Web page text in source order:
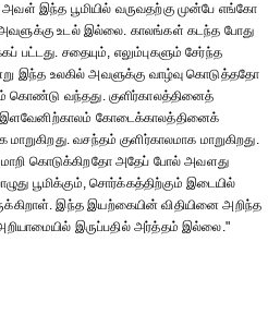
இந்த பூமியில் வருவதற்கு முன்பே எங்கோ
உடல் இல்லை. காலங்கள் கடந்த போது
பட்டது. சதையும், எலும்புகளும் சேர்ந்த
இந்த உலகில் அவளுக்கு வாழ்வு கொடுத்ததோ
வந்தது. குளிர்காலத்தினைத்
இளவேனிற்காலம் கோடைக்காலத்தினைக்
வசந்தம் குளிர்காலமாக மாறுகிறது.
கொடுக்கிறதோ அதேப் போல் அவளது
பூமிக்கும், சொர்க்கத்திற்கும் இடையில்
இந்த இயற்கையின் விதியினை அறிந்த
இருப்பதில் அர்த்தம் இல்லை."